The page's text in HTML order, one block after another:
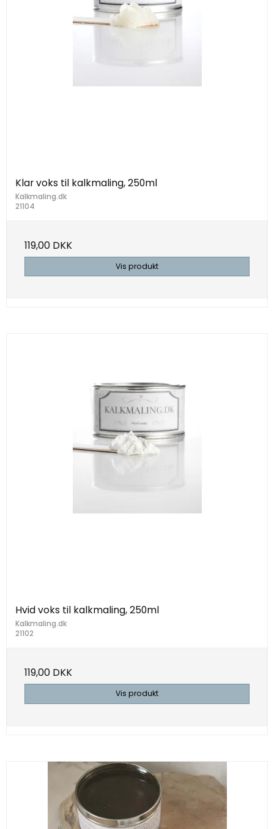
Klar voks til kalkmaling, 250ml
Kalkmaling.dk
21104
119,00 DKK
Vis produkt
Hvid voks til kalkmaling, 250ml
Kalkmaling.dk
21102
119,00 DKK
Vis produkt